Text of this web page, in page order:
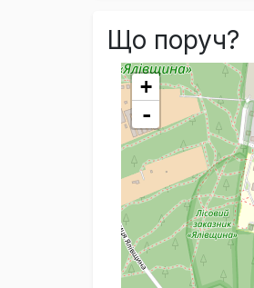
Що поруч?
+
-